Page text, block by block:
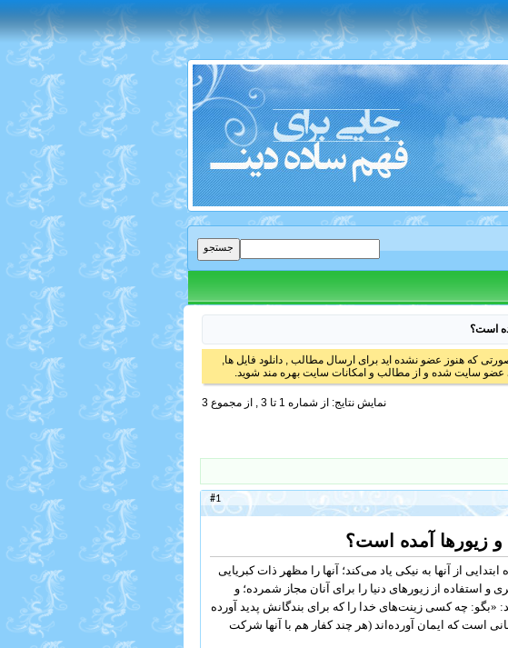
است؟
که هنوز عضو نشده اید برای ارسال مطالب , دانلود فایل ها,
عضو سایت شده و از مطالب و امکانات سایت بهره مند شوید.
نمایش نتایج: از شماره 1 تا 3 , از مجموع 3
#1
و زیورها آمده است؟
از آنها به نیکی یاد می‌کند؛ آنها را مظهر ذات کبریایی
و استفاده از زیورهای دنیا را برای آنان مجاز شمرده؛ و
«بگو: چه کسى زینت‌‏هاى خدا را که براى بندگانش پدید آورده
است که ایمان آورده‌‏اند (هر چند کفار هم با آنها شرکت